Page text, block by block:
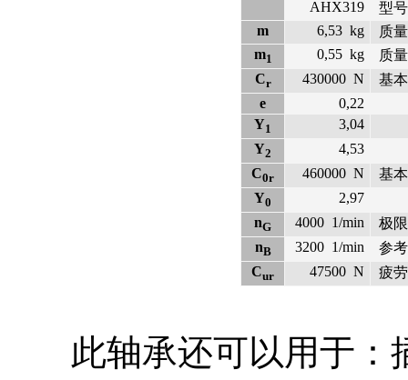
AHX319
型
m
6,53 kg
质量
m1 0,55 kg
质
Cr 430000 N
基
e
0,22
Y1
3,04
Y2
4,53
C0r 460000 N
基
Y0
2,97
nG 4000 1/min
极
nB 3200 1/min
参
Cur 47500 N 疲
此轴承还可以用于：